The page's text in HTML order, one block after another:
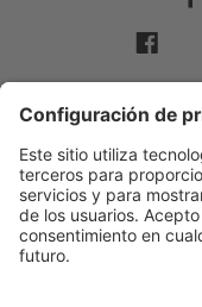
PREGUNTAS FRECUENTES
TÉRMINOS Y
MEDIOS DE PAGO